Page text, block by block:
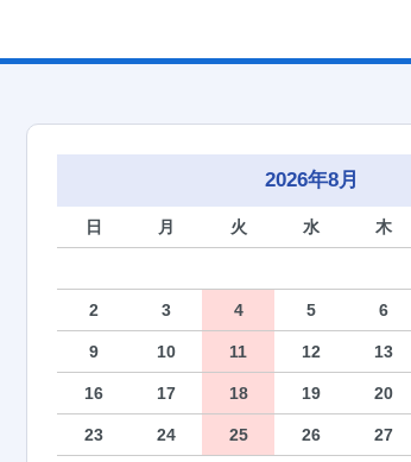
2026年8月
日 月 火 水 木
2 3 4 5 6
9 10 11 12 13
16 17 18 19 20
23 24 25 26 27